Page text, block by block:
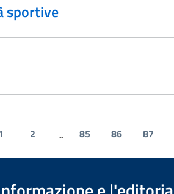
sportive
2 ... 85 86 87